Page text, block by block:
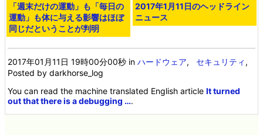
「週末だけの運動」も「毎日の
運動」も体に与える影響はほぼ
同じだということが判明
2017年1月11日のヘッドライン
ニュース
2017年01月11日 19時00分00秒 inハードウェア, セキュリティ ,
Posted by darkhorse_log
You can read the machine translated English articleIt turned
out that there is a debugging ….